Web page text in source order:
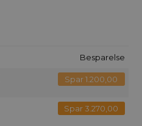
Besparelse
Spar 1.200,00
Spar 3.270,00